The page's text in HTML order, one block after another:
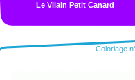
Le Vilain Petit Canard
Coloriage